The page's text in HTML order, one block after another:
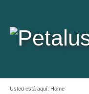
Usted está aquí: Home